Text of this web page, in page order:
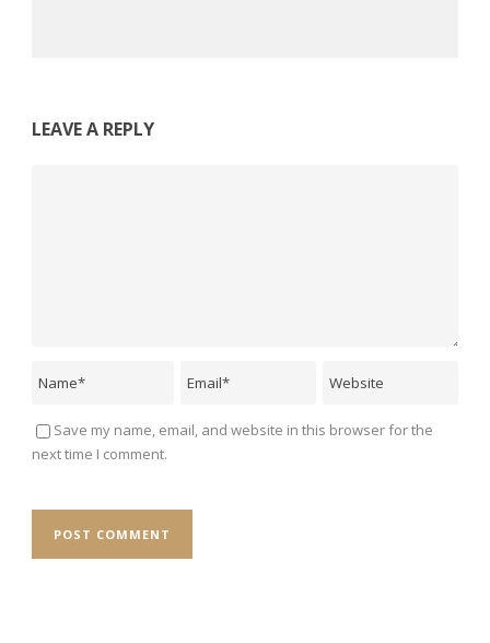
LEAVE A REPLY
Save my name, email, and website in this browser for the
next time I comment.